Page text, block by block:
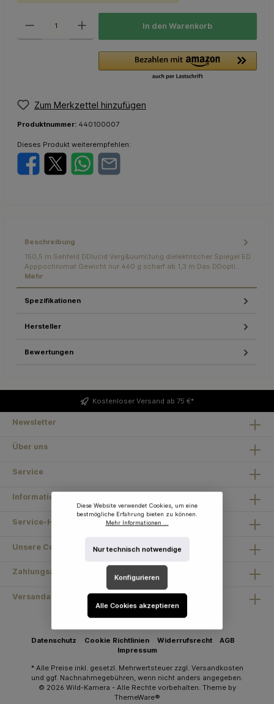
In den Warenkorb
Zum Merkzettel hinzufügen
Produktnummer: 440100007
Dieses Produkt weiterempfehlen:
Beschreibung
150,5 m Sehfeld DDlucid Verg&uuml;tung dielektrischer Spiegel ED
Apppochromat Gewicht nur 460 g scharf ab 1,3 m Das DDopti…
Mehr
Spezifikationen
Hersteller
Bewertungen
Kostenloser Versand ab 75 €*
Newsletter
Über uns
Service
Information
Service-Hotline
Unsere Communities
Zahlungsarten
Versandarten
Datenschutz Cookie Richtlinien Widerrufsrecht
AGB
Impressum
* Alle Preise inkl. gesetzl. Mehrwertsteuer zzgl. Versandkosten
und ggf. Nachnahmegebühren, wenn nicht anders angegeben.
© 2026 Wild-Kamera - Alle Rechte vorbehalten. Theme by
ThemeWare®
Diese Website verwendet Cookies, um eine
bestmögliche Erfahrung bieten zu können.
Mehr Informationen ...
Nur technisch notwendige
Konfigurieren
Alle Cookies akzeptieren